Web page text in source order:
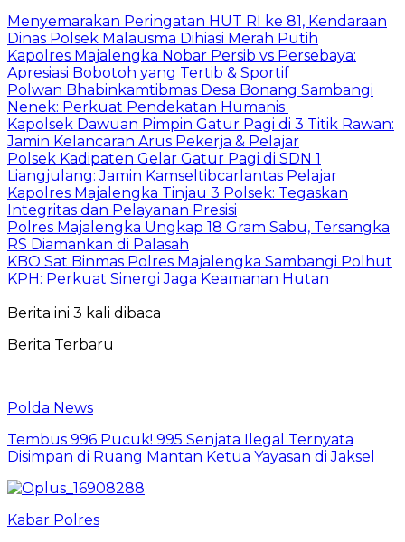
Menyemarakan Peringatan HUT RI ke 81, Kendaraan
Dinas Polsek Malausma Dihiasi Merah Putih
Kapolres Majalengka Nobar Persib vs Persebaya:
Apresiasi Bobotoh yang Tertib & Sportif
Polwan Bhabinkamtibmas Desa Bonang Sambangi
Nenek: Perkuat Pendekatan Humanis
Kapolsek Dawuan Pimpin Gatur Pagi di 3 Titik Rawan:
Jamin Kelancaran Arus Pekerja & Pelajar
Polsek Kadipaten Gelar Gatur Pagi di SDN 1
Liangjulang: Jamin Kamseltibcarlantas Pelajar
Kapolres Majalengka Tinjau 3 Polsek: Tegaskan
Integritas dan Pelayanan Presisi
Polres Majalengka Ungkap 18 Gram Sabu, Tersangka
RS Diamankan di Palasah
KBO Sat Binmas Polres Majalengka Sambangi Polhut
KPH: Perkuat Sinergi Jaga Keamanan Hutan
Berita ini 3 kali dibaca
Berita Terbaru
Polda News
Tembus 996 Pucuk! 995 Senjata Ilegal Ternyata
Disimpan di Ruang Mantan Ketua Yayasan di Jaksel
Kabar Polres